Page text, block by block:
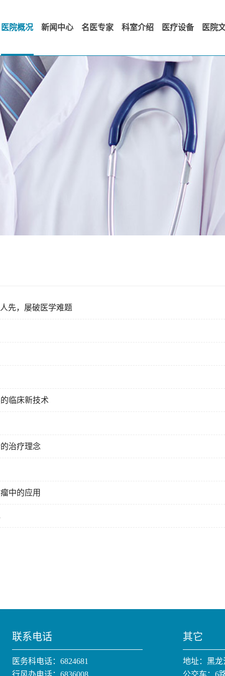
医院概况
医院简介
院长致词
领导班子
医院荣誉
领导关怀
精湛技术
特色治疗
新闻中心
公告
院长视点
名医专家 科室介绍
科室护理
医疗设备 医院
视频
先，屡破医学难题
临床新技术
治疗理念
中的应用
联系电话
医务科电话：6824681
其它
地址：黑龙